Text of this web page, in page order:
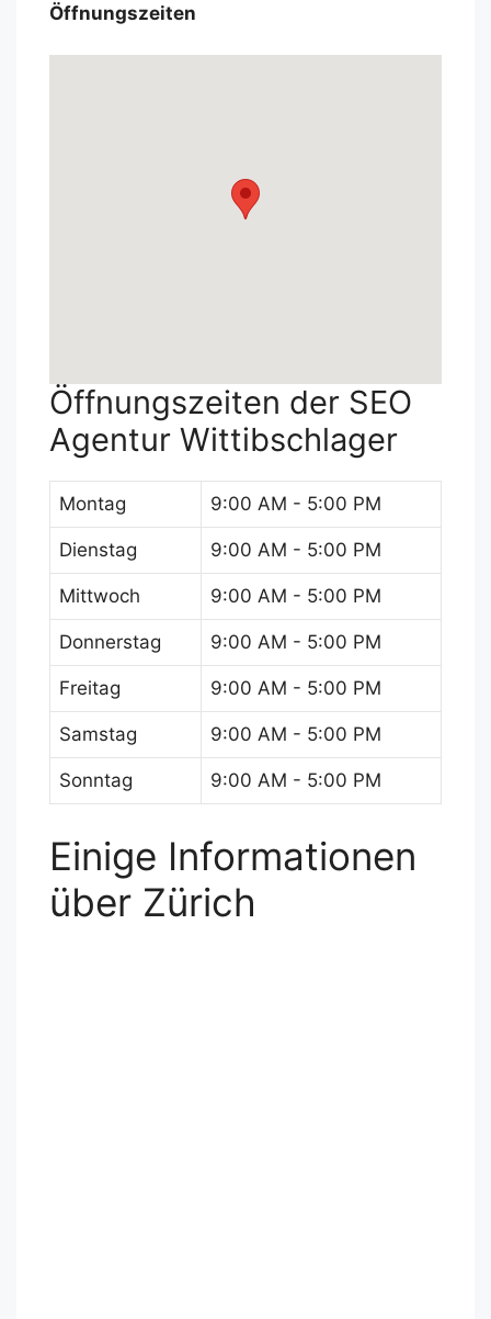
Öffnungszeiten
Öffnungszeiten der SEO
Agentur Wittibschlager
Montag 9:00 AM - 5:00 PM
Dienstag 9:00 AM - 5:00 PM
Mittwoch 9:00 AM - 5:00 PM
Donnerstag 9:00 AM - 5:00 PM
Freitag 9:00 AM - 5:00 PM
Samstag 9:00 AM - 5:00 PM
Sonntag 9:00 AM - 5:00 PM
Einige Informationen
über Zürich